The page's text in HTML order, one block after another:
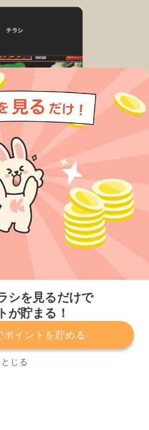
シを見るだけで
が貯まる！
ポイントを貯める
とじる
利用規約
運営会社
合わせ